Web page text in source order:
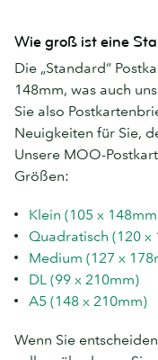
Wie groß ist eine
Die „Standard“
148mm, was auch
Sie also
Neuigkeiten für Sie,
Unsere MOO-
Größen:
Klein (105 x
Quadratisch (120 x
Medium (127 x
DL (99 x 210mm)
A5 (148 x 210mm)
Wenn Sie